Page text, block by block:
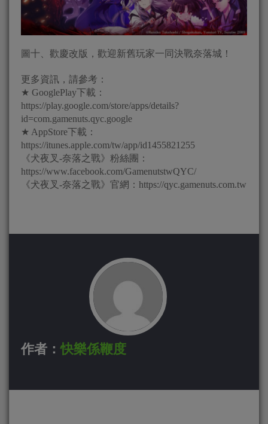
圖十、歡慶改版，歡迎新舊玩家一同決戰奈落城！
更多資訊，請參考：
★ GooglePlay下載：
https://play.google.com/store/apps/details?
id=com.gamenuts.qyc.google
★ AppStore下載：
https://itunes.apple.com/tw/app/id1455821255
《犬夜叉-奈落之戰》粉絲團：
https://www.facebook.com/GamenutstwQYC/
《犬夜叉-奈落之戰》官網：https://qyc.gamenuts.com.tw
作者：快樂係鞭度